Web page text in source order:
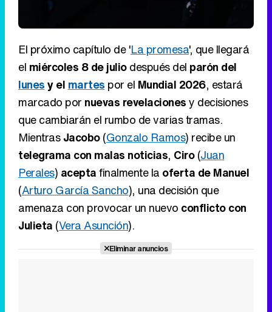
El próximo capítulo de 'La promesa', que llegará
el miércoles 8 de juliodespués del parón del
lunesy el martes por el Mundial 2026, estará
marcado por nuevas revelacionesy decisiones
que cambiarán el rumbo de varias tramas.
MientrasJacobo(Gonzalo Ramos) recibe un
telegrama con malas noticias, Ciro(Juan
Perales) aceptafinalmente la oferta de Manuel
(Arturo García Sancho), una decisión que
amenaza con provocar un nuevo conflicto con
Julieta (Vera Asunción).
Eliminar anuncios